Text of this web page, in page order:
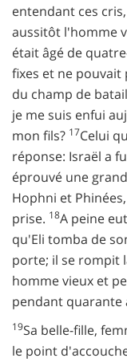
entendant ces
aussitôt l'homme
était âgé de
fixes et ne pouvait
du champ de
je me suis enfui
mon fils? 17Celui
réponse: Israël a
éprouvé une
Hophni et
prise. 18A peine
qu'Eli tomba de
porte; il se rompit
homme vieux et
pendant quarante
19Sa belle-fille,
le point